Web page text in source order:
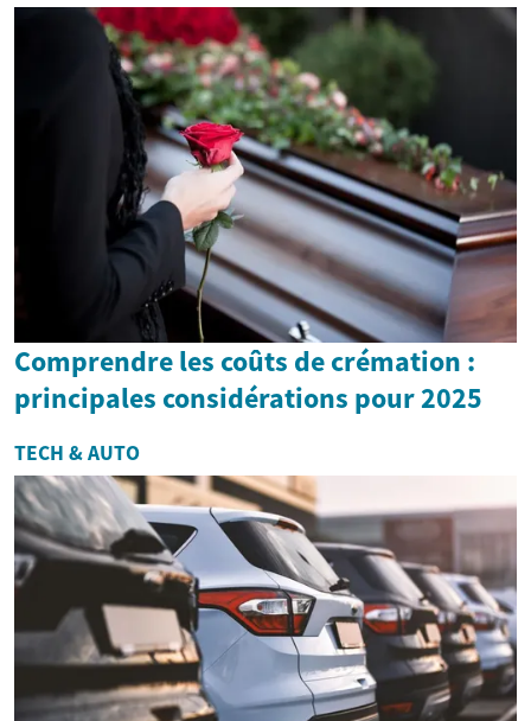
Comprendre les coûts de crémation :
principales considérations pour 2025
TECH & AUTO